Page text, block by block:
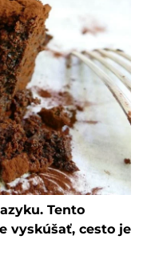
Tento
vyskúšať, cesto je